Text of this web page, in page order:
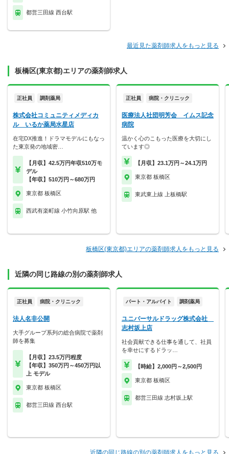
都営三田線 西台駅
最近見た薬剤師求人をもっと見る
板橋区(東京都)エリアの薬剤師求人
正社員 調剤薬局
株式会社コミュニティメディカ
ル いるか薬局水星店
在宅DX推進！ドラマモデルにもなっ
た東京発の地域密…
【月収】42.5万円年収510万モ
デル
【年収】510万円～680万円
東京都 板橋区
西武有楽町線 小竹向原駅 他
正社員 病院・クリニック
医療法人社団明芳会 イムス記念
病院
温かく心のこもった医療を大切にし
ています◎
【月収】23.1万円～24.1万円
東京都 板橋区
東武東上線 上板橋駅
板橋区(東京都)エリアの薬剤師求人をもっと見る
近隣の同じ路線の別の薬剤師求人
正社員 病院・クリニック
法人名非公開
大手グループ系列の総合病院で薬剤
師を募集
【月収】23.5万円程度
【年収】350万円～450万円以
上 モデル
東京都 板橋区
都営三田線 西台駅
パート・アルバイト 調剤薬局
ユニバーサルドラッグ株式会社
志村坂上店
社会貢献できる仕事を通して、社員
を幸せにするドラッ…
【時給】2,000円～2,500円
東京都 板橋区
都営三田線 志村坂上駅